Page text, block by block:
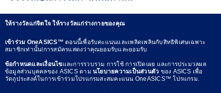
ให้รางวัลแก่จิตใจ ให้รางวัลแก่ร่างกายของคุณ
เข้าร่วม OneASICS™ตอนนี้เพื่อรับคะแนนและเพลิดเพลินกับสิทธิพิเศษเฉพาะ
สมาชิกเท่านั้น!การสมัครแสดงว่าคุณยอมรับและยอมรับ
ข้อกำหนดและเงื่อนไขและการรวบรวม การใช้ การเปิดเผย และการประมวลผล
ข้อมูลส่วนบุคคลของ ASICS ตาม นโยบายความเป็นส่วนตัว ของ ASICS เพื่อ
วัตถุประสงค์ในการเข้าร่วมโปรแกรมสะสมคะแนน OneASICS™ โปรแกรม.